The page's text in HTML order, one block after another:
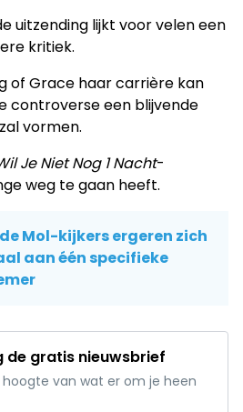
uitzending lijkt voor velen een
kritiek.
of Grace haar carrière kan
controverse een blijvende
vormen.
Je Niet Nog 1 Nacht-
weg te gaan heeft.
Mol-kijkers ergeren zich
aan één specifieke
de gratis nieuwsbrief
hoogte van wat er om je heen